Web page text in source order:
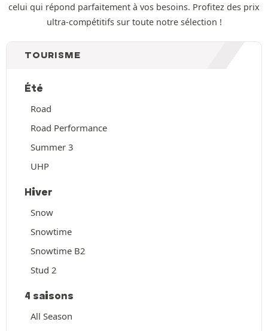
celui qui répond parfaitement à vos besoins. Profitez des prix
ultra-compétitifs sur toute notre sélection !
TOURISME
Été
Road
Road Performance
Summer 3
UHP
Hiver
Snow
Snowtime
Snowtime B2
Stud 2
4 saisons
All Season